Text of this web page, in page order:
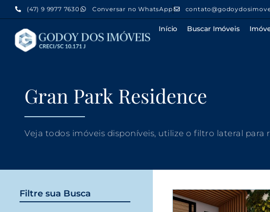
(47) 9 9977 7630 Conversar no WhatsApp
Início Buscar Imóveis
Gran Park Residence
Veja todos imóveis disponíveis, utilize o filtro lateral para
Filtre sua Busca